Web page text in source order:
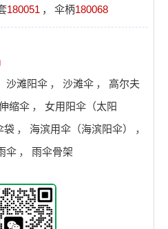
180051 ， 伞柄180068
沙滩阳伞 ， 沙滩伞 ，
高尔夫
缩伞 ，
女用阳伞（太阳
袋 ， 海滨用伞（海滨阳伞）
，
伞 ， 雨伞骨架